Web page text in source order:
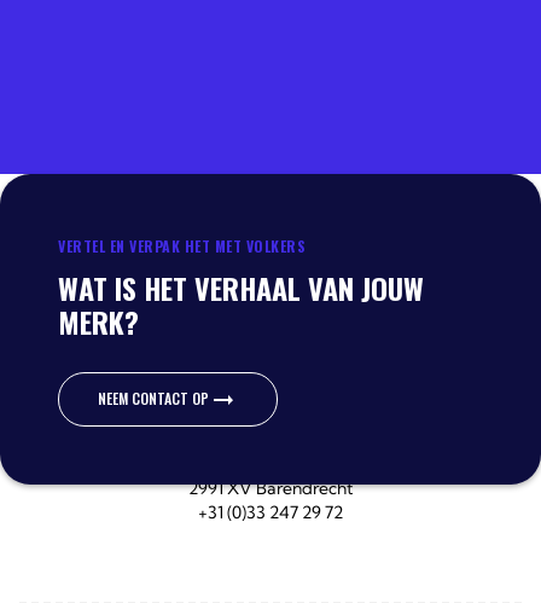
VERTEL EN VERPAK HET MET VOLKERS
WAT IS HET VERHAAL VAN JOUW
MERK?
NEEM CONTACT OP
Watergoorweg 67
2991 XV Barendrecht
+31 (0)33 247 29 72